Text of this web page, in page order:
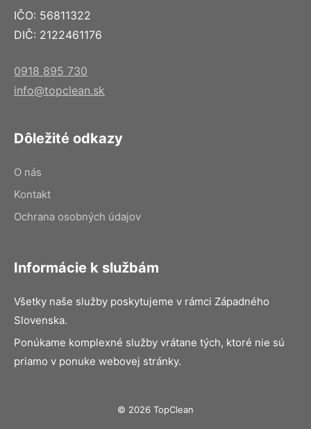
IČO: 56811322
DIČ: 2122461176
0918 895 730
info@topclean.sk
Dôležité odkazy
O nás
Kontakt
Ochrana osobných údajov
Informácie k službám
Všetky naše služby poskytujeme v rámci Západného
Slovenska.
Ponúkame komplexné služby vrátane tých, ktoré nie sú
priamo v ponuke webovej stránky.
© 2026 TopClean